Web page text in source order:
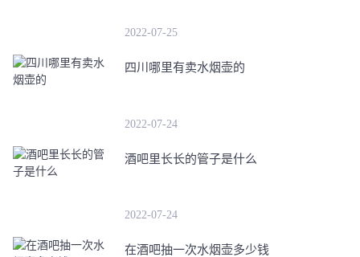
2022-07-25
四川哪里有卖水烟壶的
2022-07-24
酒吧里长长的管子是什么
2022-07-24
在酒吧抽一次水烟壶多少钱